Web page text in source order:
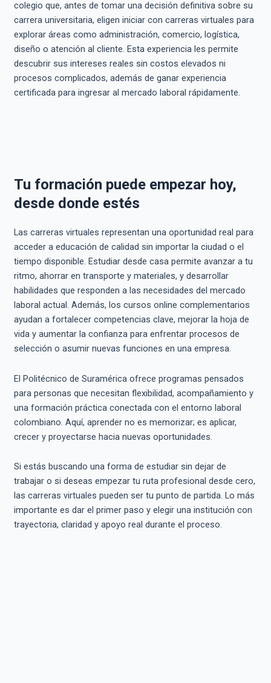
colegio que, antes de tomar una decisión definitiva sobre su
carrera universitaria, eligen iniciar con carreras virtuales para
explorar áreas como administración, comercio, logística,
diseño o atención al cliente. Esta experiencia les permite
descubrir sus intereses reales sin costos elevados ni
procesos complicados, además de ganar experiencia
certificada para ingresar al mercado laboral rápidamente.
Tu formación puede empezar hoy,
desde donde estés
Las carreras virtuales representan una oportunidad real para
acceder a educación de calidad sin importar la ciudad o el
tiempo disponible. Estudiar desde casa permite avanzar a tu
ritmo, ahorrar en transporte y materiales, y desarrollar
habilidades que responden a las necesidades del mercado
laboral actual. Además, los cursos online complementarios
ayudan a fortalecer competencias clave, mejorar la hoja de
vida y aumentar la confianza para enfrentar procesos de
selección o asumir nuevas funciones en una empresa.
El Politécnico de Suramérica ofrece programas pensados
para personas que necesitan flexibilidad, acompañamiento y
una formación práctica conectada con el entorno laboral
colombiano. Aquí, aprender no es memorizar; es aplicar,
crecer y proyectarse hacia nuevas oportunidades.
Si estás buscando una forma de estudiar sin dejar de
trabajar o si deseas empezar tu ruta profesional desde cero,
las carreras virtuales pueden ser tu punto de partida. Lo más
importante es dar el primer paso y elegir una institución con
trayectoria, claridad y apoyo real durante el proceso.